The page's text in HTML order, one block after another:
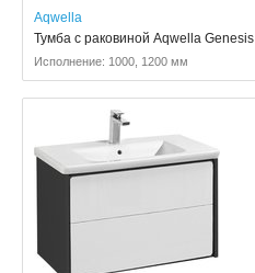
Aqwella
Тумба с раковиной Aqwella Genesis
Исполнение: 1000, 1200 мм